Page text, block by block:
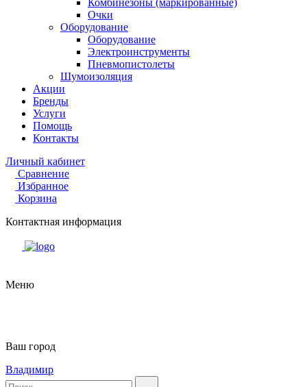
Комбинезоны (маркированные)
Очки
Оборудование
Оборудование
Электроинструменты
Пневмопистолеты
Шумоизоляция
Акции
Бренды
Услуги
Помощь
Контакты
Личный кабинет
Сравнение
Избранное
Корзина
Контактная информация
Меню
Ваш город
Владимир